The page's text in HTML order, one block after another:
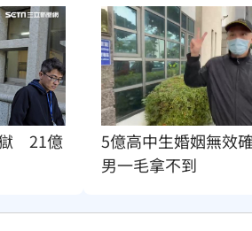
　21億
5億高中生婚姻無效
男一毛拿不到